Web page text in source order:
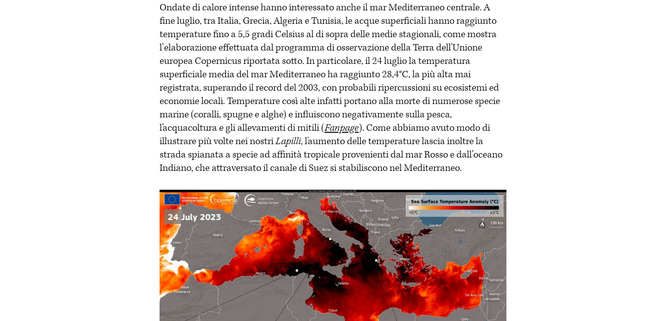
Ondate di calore intense hanno interessato anche il mar Mediterraneo centrale. A
fine luglio, tra Italia, Grecia, Algeria e Tunisia, le acque superficiali hanno raggiunto
temperature fino a 5,5 gradi Celsius al di sopra delle medie stagionali, come mostra
l’elaborazione effettuata dal programma di osservazione della Terra dell'Unione
europea Copernicus riportata sotto. In particolare, il 24 luglio la temperatura
superficiale media del mar Mediterraneo ha raggiunto 28,4°C, la più alta mai
registrata, superando il record del 2003, con probabili ripercussioni su ecosistemi ed
economie locali. Temperature così alte infatti portano alla morte di numerose specie
marine (coralli, spugne e alghe) e influiscono negativamente sulla pesca,
l’acquacoltura e gli allevamenti di mitili (Fanpage). Come abbiamo avuto modo di
illustrare più volte nei nostriLapilli, l'aumento delle temperature lascia inoltre la
strada spianata a specie ad affinità tropicale provenienti dal mar Rosso e dall’oceano
Indiano, che attraversato il canale di Suez si stabiliscono nel Mediterraneo.